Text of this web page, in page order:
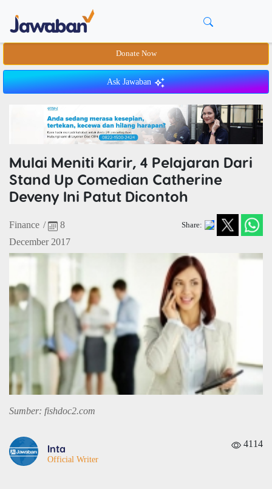
Donate Now
Ask Jawaban
Mulai Meniti Karir, 4 Pelajaran Dari
Stand Up Comedian Catherine
Deveny Ini Patut Dicontoh
Finance /
8
December 2017
Share:
Sumber: fishdoc2.com
Inta
Official Writer
4114